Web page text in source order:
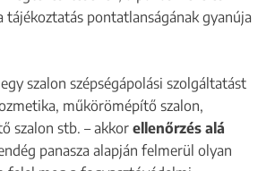
tájékoztatás pontatlanságának gyanúja
szalon szépségápolási szolgáltatást
műkörömépítő szalon,
szalon stb. – akkor ellenőrzés alá
panasza alapján felmerül olyan